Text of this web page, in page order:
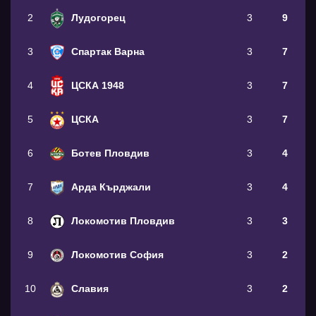
2 Лудогорец 3 9
3 Спартак Варна 3 7
4 ЦСКА 1948 3 7
5 ЦСКА 3 7
6 Ботев Пловдив 3 4
7 Арда Кърджали 3 4
8 Локомотив Пловдив 3 3
9 Локомотив София 3 2
10 Славия 3 2